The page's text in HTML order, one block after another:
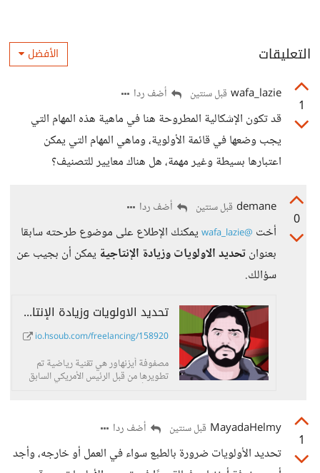
التعليقات الأفضل
1
wafa_lazie قبل سنتين أضف ردا
قد تكون الإشكالية المطروحة هنا في ماهية هذه المهام التي
يجب وضعها في قائمة الأولوية، وماهي المهام التي يمكن
اعتبارها بسيطة وغير مهمة، هل هناك معايير للتصنيف؟
0
demane قبل سنتين أضف ردا
أخت @wafa_lazie
يمكنك الإطلاع على موضوع طرحته سابقا
بعنوانتحديد الاولويات وزيادة الإنتاجية يمكن أن بجيب عن
سؤالك.
تحديد الاولويات وزيادة الإنتاجية - حسوب I/O
io.hsoub.com/freelancing/158920
مصفوفة أيزنهاور هي تقنية رياضية تم
تطويرها من قبل الرئيس الأمريكي السابق
1
MayadaHelmy قبل سنتين أضف ردا
تحديد الأولويات ضرورة بالطبع سواء في العمل أو خارجه، وأجد